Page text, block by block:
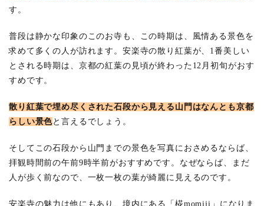
す。
普段は静かな印象のこのお寺も、この時期は、風情ある景色を
求めて多くの人が訪れます。安楽寺の散り紅葉が、1番美しい
とされる時期は、京都の紅葉の見頃が終わった12月初旬がおす
すめです。
散り紅葉で埋め尽くされた石段から見える山門はなんとも京都
らしい景色と言えるでしょう。
そしてこの石段から山門までの景色を写真におさめるならば、
拝観時間前の午前9時半前がおすすめです。なぜならば、まだ
人が歩く前なので、一枚一枚の葉が綺麗に見えるのです。
安楽寺の魅力は他にもあり、境内にある「椛momiji」になりま